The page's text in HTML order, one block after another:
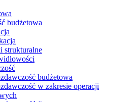
budżetowa
strukturalne
budżetowa
w zakresie operacji